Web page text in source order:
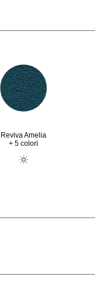
Reviva Amelia
+ 5 colori